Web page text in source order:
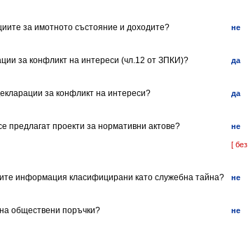
за имотното състояние и доходите? не
за конфликт на интереси (чл.12 от ЗПКИ)? да
за конфликт на интереси? да
предлагат проекти за нормативни актове? не
[
информация класифицирани като служебна тайна? не
обществени поръчки? не